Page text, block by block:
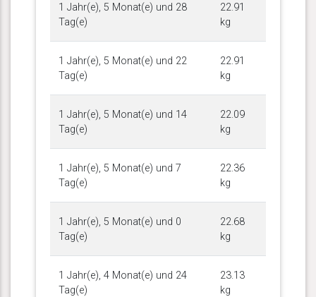
1 Jahr(e), 5 Monat(e) und 28
Tag(e)
22.91
kg
1 Jahr(e), 5 Monat(e) und 22
Tag(e)
22.91
kg
1 Jahr(e), 5 Monat(e) und 14
Tag(e)
22.09
kg
1 Jahr(e), 5 Monat(e) und 7
Tag(e)
22.36
kg
1 Jahr(e), 5 Monat(e) und 0
Tag(e)
22.68
kg
1 Jahr(e), 4 Monat(e) und 24
Tag(e)
23.13
kg